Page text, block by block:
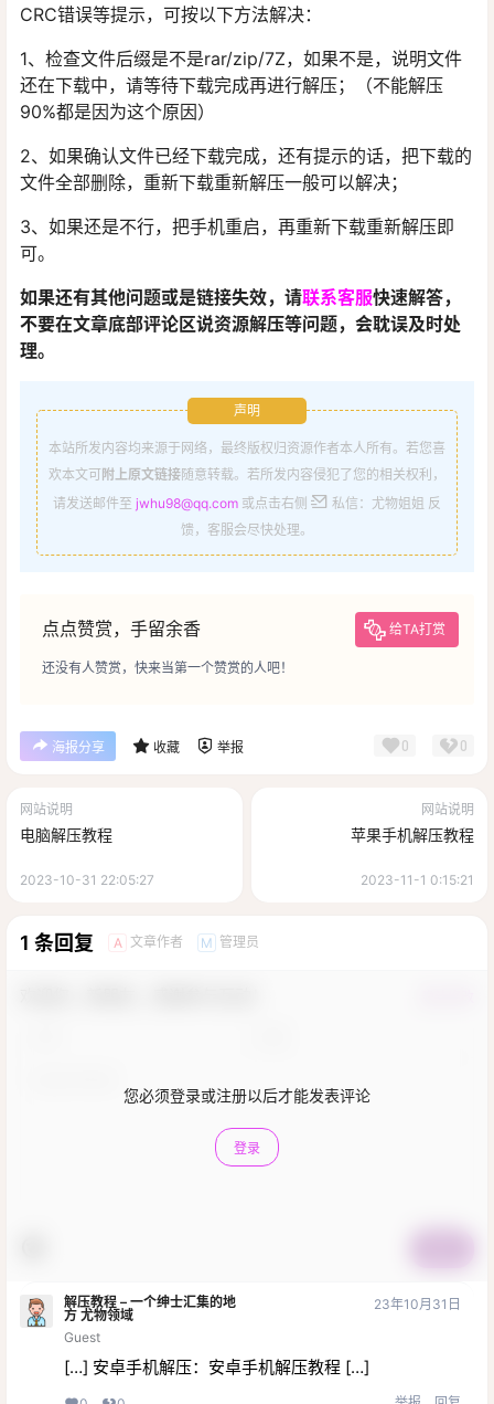
CRC错误等提示，可按以下方法解决：
1、检查文件后缀是不是rar/zip/7Z，如果不是，说明文件
还在下载中，请等待下载完成再进行解压；（不能解压
90%都是因为这个原因）
2、如果确认文件已经下载完成，还有提示的话，把下载的
文件全部删除，重新下载重新解压一般可以解决；
3、如果还是不行，把手机重启，再重新下载重新解压即
可。
如果还有其他问题或是链接失效，请联系客服快速解答，
不要在文章底部评论区说资源解压等问题，会耽误及时处
理。
声明
本站所发内容均来源于网络，最终版权归资源作者本人所有。若您喜
欢本文可 附上原文链接随意转载。若所发内容侵犯了您的相关权利，
请发送邮件至 jwhu98@qq.com 或点击右侧
私信：尤物姐姐 反
馈，客服会尽快处理。
点点赞赏，手留余香 给TA打赏
还没有人赞赏，快来当第一个赞赏的人吧！
海报分享 收藏 举报 0 0
网站说明
电脑解压教程
2023-10-31 22:05:27
网站说明
苹果手机解压教程
2023-11-1 0:15:21
1 条回复 A 文章作者 M 管理员
您必须登录或注册以后才能发表评论
登录
解压教程 – 一个绅士汇集的地
方 尤物领域
Guest
23年10月31日
[…] 安卓手机解压：安卓手机解压教程 […]